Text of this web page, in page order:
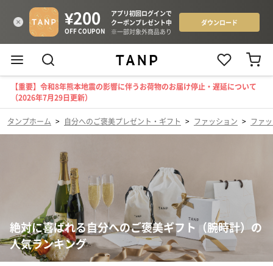
【重要】令和8年熊本地震の影響に伴うお荷物のお届け停止・遅延について
（2026年7月29日更新）
タンプホーム > 自分へのご褒美プレゼント・ギフト > ファッション > ファ
絶対に喜ばれる自分へのご褒美ギフト（腕時計）の
人気ランキング